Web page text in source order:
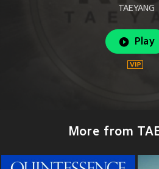
TAEYANG
Play
More from